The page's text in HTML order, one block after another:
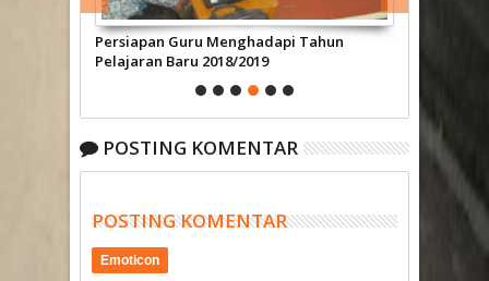
Persiapan Guru Menghadapi Tahun
Pelajaran Baru 2018/2019
POSTING KOMENTAR
POSTING KOMENTAR
Emoticon